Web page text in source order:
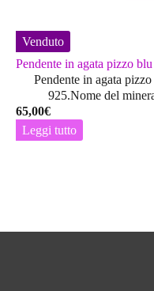
Venduto
Pendente in agata pizzo
Pendente in agata
925.Nome del
65,00€
Leggi tutto